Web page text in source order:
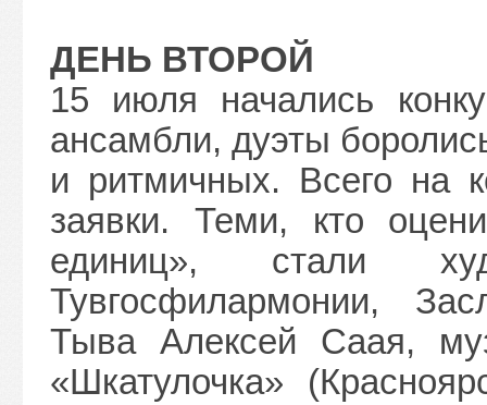
ДЕНЬ ВТОРОЙ
15 июля начались
ансамбли, дуэты
и ритмичных. Всего на
заявки. Теми, кто
единиц», стали
Тувгосфилармонии,
Тыва Алексей Саая,
«Шкатулочка»